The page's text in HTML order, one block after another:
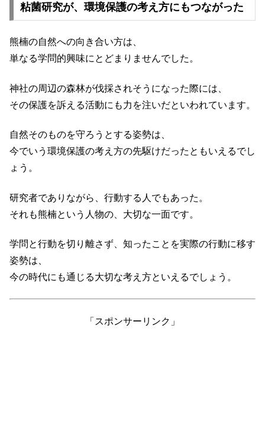
粘菌研究が、環境保護の考え方にもつながった
熊楠の自然への向き合い方は、
単なる学問的興味にとどまりませんでした。
神社の周辺の森林が伐採されそうになった際には、
その保護を訴える活動にも力を注いだといわれています。
自然そのものを守ろうとする姿勢は、
今でいう環境保護の考え方の先駆けだったともいえるでし
ょう。
研究者でありながら、行動する人でもあった。
それも熊楠という人物の、大切な一面です。
学問と行動を切り離さず、知ったことを実際の行動に移す
姿勢は、
今の時代にも通じる大切な考え方といえるでしょう。
「スポンサーリンク」